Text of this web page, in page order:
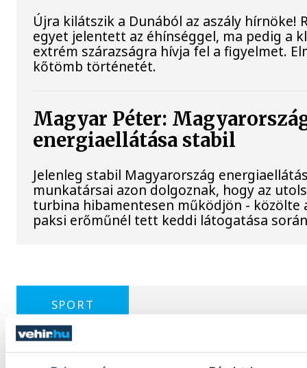
Újra kilátszik a Dunából az aszály hírnöke!
egyet jelentett az éhínséggel, ma pedig a
extrém szárazságra hívja fel a figyelmet.
kőtömb történetét.
Magyar Péter:
energiaellátása stabil
Jelenleg stabil Magyarország
munkatársai azon dolgoznak, hogy az
turbina hibamentesen működjön - közölte
paksi erőműnél tett keddi látogatása
SPORT